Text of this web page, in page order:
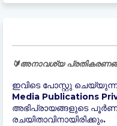
🔰അനാവശ്യ
ഇവിടെ പോസ്റ്റു
Media Publications
അഭിപ്രായങ്ങളുടെ പൂർണ
രചയിതാവിനായിരിക്കും.